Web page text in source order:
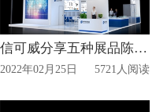
信可威分享五种展品陈列的方法！
2022年02月25日 5721人阅读